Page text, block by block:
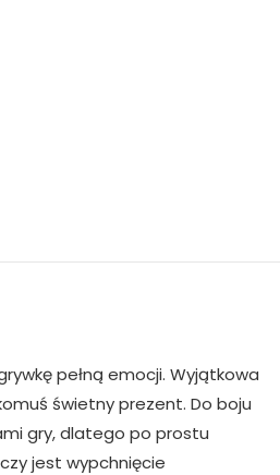
pełną emocji. Wyjątkowa
świetny prezent. Do boju
gry, dlatego po prostu
jest wypchnięcie